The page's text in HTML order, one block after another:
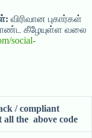
விரிவான புகார்கள்
கீழேயுள்ள வலை
social-
/ compliant
all the above code